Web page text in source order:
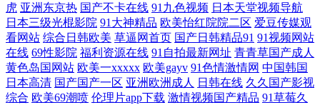
123 黄色视屏网站 www精品久久 少妇求操网站 国产传媒三级 日本成人影
片网站 欧美A∨在线观看 波多野解衣 av强奸网址 中文字幕三级伦理 日韩
精品极品 精品少妇蜜91 另类激情网 韩国美女主播青草 A片网扯 综合操逼
虎 亚洲东京热 国产不卡在线 91九色视频 日本天堂视频导航
日本三级光棍影院 91大神精品 欧美怡红院院二区 爱豆传媒观
看网站 综合日韩欧美 草逼网首页 国产日韩精品91 91视频网站
在线 69性影院 福利资源在线 91自拍最新网址 青青草国产成人
黄色岛国网站 欧美一xxxxx 欧美gayv 91色情激情网 中国韩国
日本高清 国产国产一区 亚洲欧洲成人 日韩在线 久久国产影视
综合 欧美69潮喷 伦理片app下载 激情视频国产精品 91草莓久